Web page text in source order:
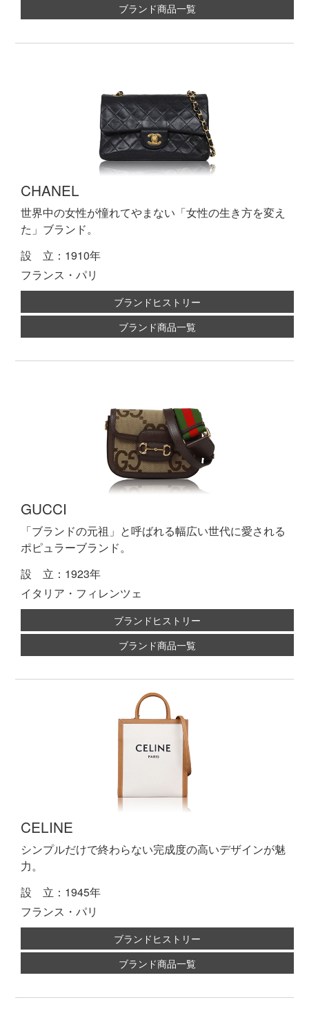
ブランド商品一覧
CHANEL
世界中の女性が憧れてやまない「女性の生き方を変え
た」ブランド。
設 立：1910年
フランス・パリ
ブランドヒストリー
ブランド商品一覧
GUCCI
「ブランドの元祖」と呼ばれる幅広い世代に愛される
ポピュラーブランド。
設 立：1923年
イタリア・フィレンツェ
ブランドヒストリー
ブランド商品一覧
CELINE
シンプルだけで終わらない完成度の高いデザインが魅
力。
設 立：1945年
フランス・パリ
ブランドヒストリー
ブランド商品一覧